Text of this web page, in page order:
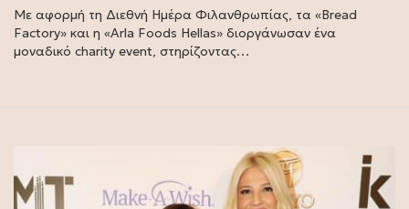
Με αφορμή τη Διεθνή Ημέρα Φιλανθρωπίας, τα «Bread
Factory» και η «Arla Foods Hellas» διοργάνωσαν ένα
μοναδικό charity event, στηρίζοντας…